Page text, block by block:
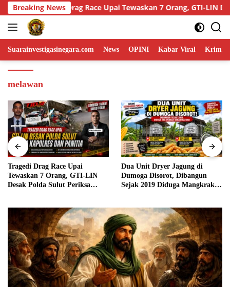
Skip
to
content
Breaking News
Orang, GTI-LIN Desak Polda Sulut Periksa Kapolres dan Panitia
Suarainvestigasinegara.com News OPINI Kabar Viral
melawan
Tragedi Drag Race Upai
Tewaskan 7 Orang, GTI-LIN
Desak Polda Sulut Periksa
Dua Unit Dryer Jagung di
Dumoga Disorot, Dibangun
Sejak 2019 Diduga Mangkrak